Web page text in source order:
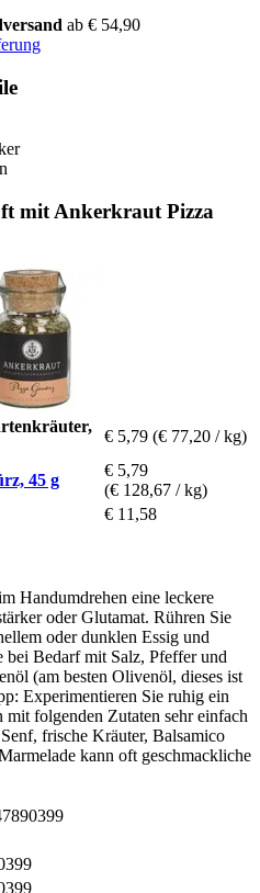
ab € 54,90
mit Ankerkraut Pizza
€ 5,79 (€ 77,20 / kg)
45 g
€ 5,79
(€ 128,67 / kg)
€ 11,58
Handumdrehen eine leckere
oder Glutamat. Rühren Sie
oder dunklen Essig und
bei Bedarf mit Salz, Pfeffer und
(am besten Olivenöl, dieses ist
Experimentieren Sie ruhig ein
folgenden Zutaten sehr einfach
frische Kräuter, Balsamico
kann oft geschmackliche